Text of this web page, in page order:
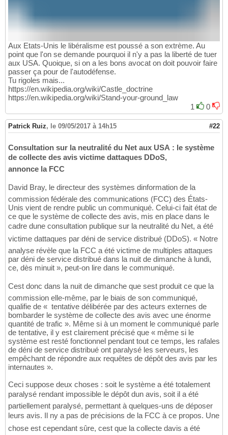
Aux Etats-Unis le libéralisme est poussé a son extrème. Au
point que l'on se demande pourquoi il n'y a pas la liberté de tuer
aux USA. Quoique, si on a les bons avocat on doit pouvoir faire
passer ça pour de l'autodéfense.
Tu rigoles mais...
https://en.wikipedia.org/wiki/Castle_doctrine
https://en.wikipedia.org/wiki/Stand-your-ground_law
1
0
Patrick Ruiz, le 09/05/2017 à 14h15 #22
Consultation sur la neutralité du Net aux USA : le système
de collecte des avis victime dattaques DDoS,
annonce la FCC
David Bray, le directeur des systèmes dinformation de la
commission fédérale des communications (FCC) des États-
Unis vient de rendre public un communiqué. Celui-ci fait état de
ce que le système de collecte des avis, mis en place dans le
cadre dune consultation publique sur la neutralité du Net, a été
victime dattaques par déni de service distribué (DDoS). « Notre
analyse révèle que la FCC a été victime de multiples attaques
par déni de service distribué dans la nuit de dimanche à lundi,
ce, dès minuit », peut-on lire dans le communiqué.
Cest donc dans la nuit de dimanche que sest produit ce que la
commission elle-même, par le biais de son communiqué,
qualifie de « tentative délibérée par des acteurs externes de
bombarder le système de collecte des avis avec une énorme
quantité de trafic ». Même si à un moment le communiqué parle
de tentative, il y est clairement précisé que « même si le
système est resté fonctionnel pendant tout ce temps, les rafales
de déni de service distribué ont paralysé les serveurs, les
empêchant de répondre aux requêtes de dépôt des avis par les
internautes ».
Ceci suppose deux choses : soit le système a été totalement
paralysé rendant impossible le dépôt dun avis, soit il a été
partiellement paralysé, permettant à quelques-uns de déposer
leurs avis. Il ny a pas de précisions de la FCC à ce propos. Une
chose est cependant sûre, cest que la collecte davis a été